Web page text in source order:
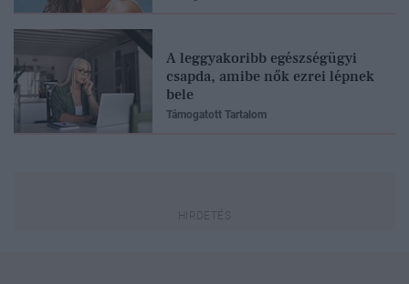
A leggyakoribb egészségügyi
csapda, amibe nők ezrei lépnek
bele
Támogatott Tartalom